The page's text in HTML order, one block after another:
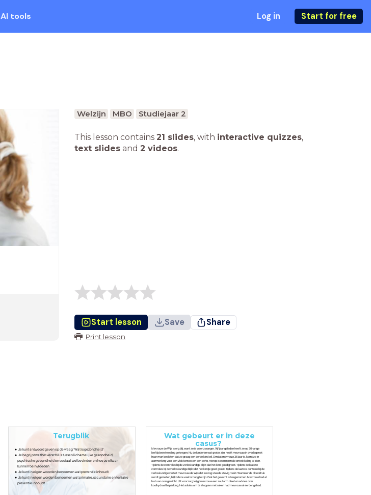
AI tools Log in Start for free
Welzijn MBO Studiejaar 2
This lesson contains 21 slides, with interactive quizzes,
text slides and 2 videos.
Start lesson Save Share
Print lesson
Terugblik
Je kunt antwoord geven op de vraag ‘Wat is gezondheid’
Je begrijpt wat het verschil is tussen lichamelijke gezondheid,
psychische gezondheid en sociaal welbevinden en hoe ze elkaar
kunnen beïnvloeden
Je kunt in eigen woorden benoemen wat preventie inhoudt
Je kunt in eigen worden benoemen wat primaire, secundaire en tertiaire
preventie inhoudt
Wat gebeurt er in deze
casus?
Mevrouw de Wijs is erg blij, want ze is weer zwanger. Vijf jaar geleden heeft ze op 30-jarige
leeftijd een tweeling gekregen. Nu de kinderen wat groter zijn, heeft mevrouw in overleg met
haar man besloten dat ze graag een derde kind wil. Omdat mevrouw 36 jaar is, komt ze in
aanmerking voor een vlokkentest en een echo. Hierop is een normale ontwikkeling te zien.
Tijdens de controles bij de verloskundige blijkt dat het kind goed groeit. Tijdens de laatste
controles bij de verloskundige blijkt dat het kindje goed groeit. Tijdens de laatste controle bij de
verloskundige vertelt mevrouw de Wijs dat ze nog steeds stevig rookt. Wanneer de bloeddruk
wordt gemeten, blijkt deze veel te hoog te zijn. Ook het gewicht is toegenomen. Mevrouw had al
last van overgewicht. Uit voorzorg krijgt mevrouw een zoutarm dieet en advies over
koolhydraatbeperking. Het advies om te stoppen met roken had mevrouw al eerder gehad.